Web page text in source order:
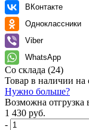
ВКонтакте
Одноклассники
Viber
WhatsApp
Со склада (24)
Товар в наличии на
Нужно больше?
Возможна отгрузка
1 430 руб.
-